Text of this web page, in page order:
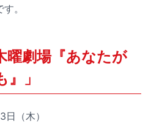
。
曜劇場『あなたが
」
（木）